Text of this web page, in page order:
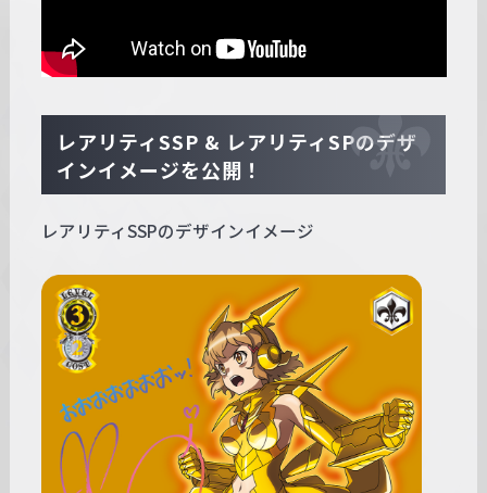
レアリティSSP & レアリティSPのデザ
インイメージを公開！
レアリティSSPのデザインイメージ